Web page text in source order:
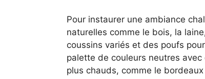
Pour instaurer une ambiance
naturelles comme le bois, la
coussins variés et des poufs
palette de couleurs neutres
plus chauds, comme le